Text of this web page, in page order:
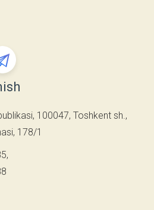
100047, Toshkent sh.,
178/1
,